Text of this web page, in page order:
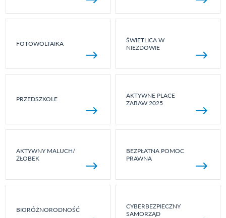
FOTOWOLTAIKA
ŚWIETLICA W
NIEZDOWIE
PRZEDSZKOLE
AKTYWNE PLACE
ZABAW 2025
AKTYWNY MALUCH/
ŻŁOBEK
BEZPŁATNA POMOC
PRAWNA
BIORÓŻNORODNOŚĆ
CYBERBEZPIECZNY
SAMORZĄD